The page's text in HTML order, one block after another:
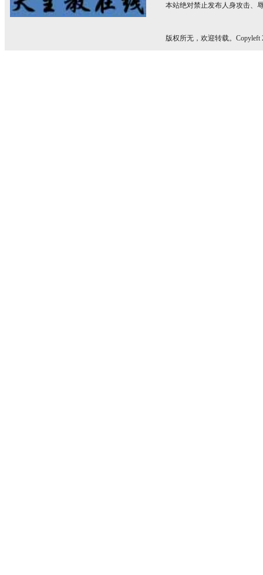
本站绝对禁止发布人身攻击、
版权所无，欢迎转载。